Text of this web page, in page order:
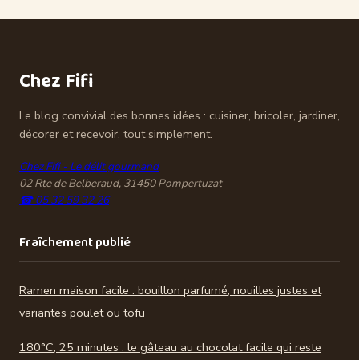
une isolation
extraire une vis
Chez Fifi
Le blog convivial des bonnes idées : cuisiner, bricoler, jardiner,
décorer et recevoir, tout simplement.
Chez Fifi - Le délit gourmand
02 Rte de Belberaud, 31450 Pompertuzat
☎ 05 32 59 32 26
Fraîchement publié
Ramen maison facile : bouillon parfumé, nouilles justes et
variantes poulet ou tofu
180°C, 25 minutes : le gâteau au chocolat facile qui reste